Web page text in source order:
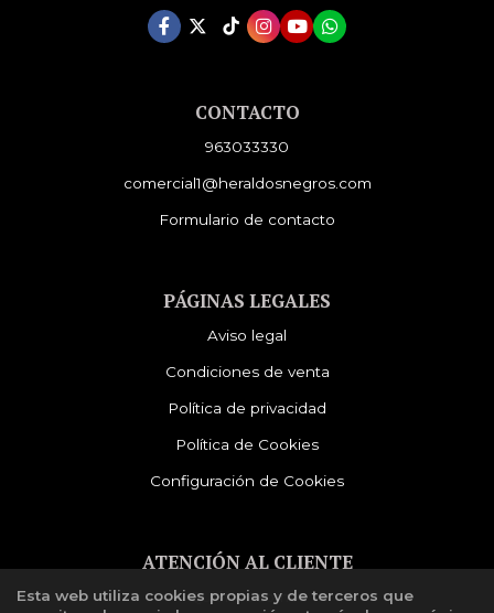
CONTACTO
963033330
comercial1@heraldosnegros.com
Formulario de contacto
PÁGINAS LEGALES
Aviso legal
Condiciones de venta
Política de privacidad
Política de Cookies
Configuración de Cookies
ATENCIÓN AL CLIENTE
Quiénes somos
Esta web utiliza cookies propias y de terceros que